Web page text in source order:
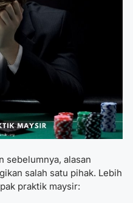
sebelumnya, alasan
salah satu pihak. Lebih
praktik maysir: